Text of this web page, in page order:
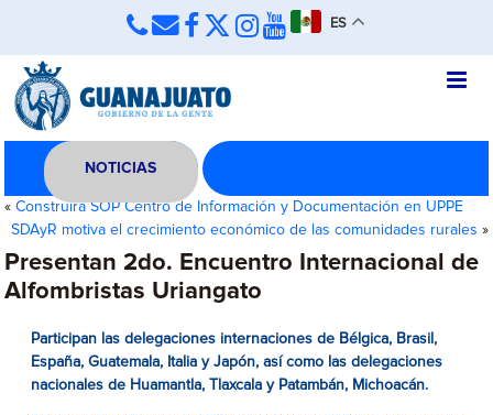
ES
NOTICIAS
«Construirá SOP Centro de Información y Documentación en UPPE
SDAyR motiva el crecimiento económico de las comunidades rurales »
Presentan 2do. Encuentro Internacional de
Alfombristas Uriangato
Participan las delegaciones internaciones de Bélgica, Brasil,
España, Guatemala, Italia y Japón, así como las delegaciones
nacionales de Huamantla, Tlaxcala y Patambán, Michoacán.